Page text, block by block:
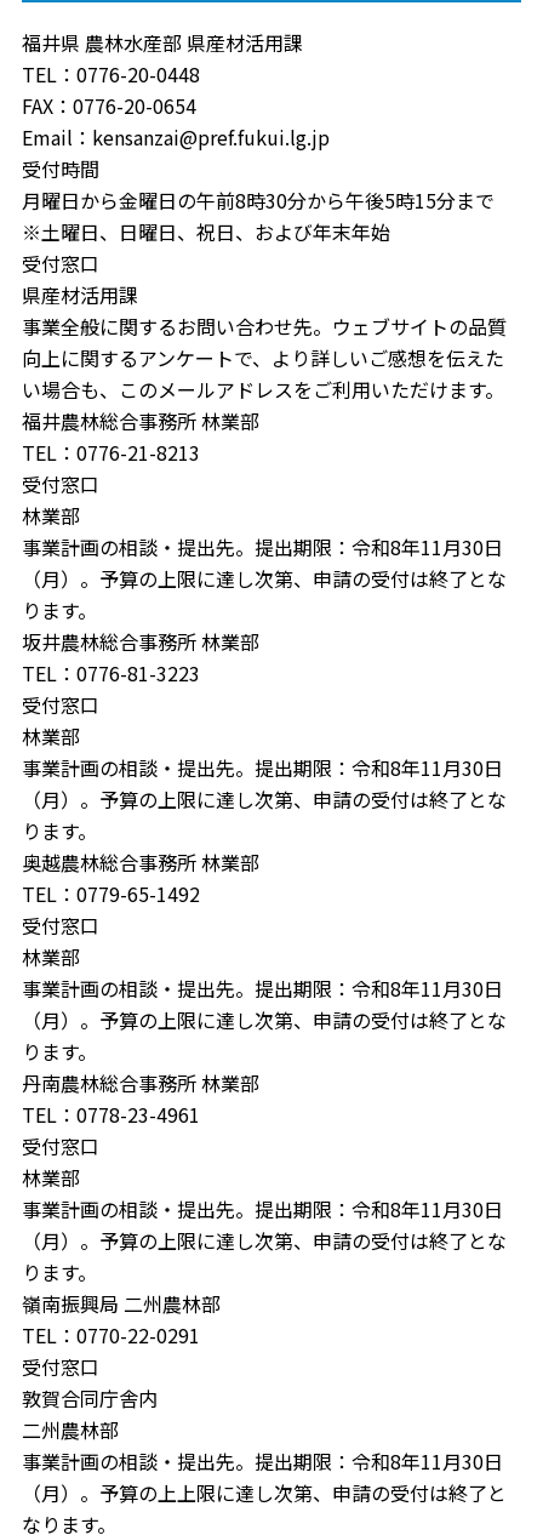
福井県 農林水産部 県産材活用課
TEL：0776-20-0448
FAX：0776-20-0654
Email：kensanzai@pref.fukui.lg.jp
受付時間
月曜日から金曜日の午前8時30分から午後5時15分まで
※土曜日、日曜日、祝日、および年末年始
受付窓口
県産材活用課
事業全般に関するお問い合わせ先。ウェブサイトの品質
向上に関するアンケートで、より詳しいご感想を伝えた
い場合も、このメールアドレスをご利用いただけます。
福井農林総合事務所 林業部
TEL：0776-21-8213
受付窓口
林業部
事業計画の相談・提出先。提出期限：令和8年11月30日
（月）。予算の上限に達し次第、申請の受付は終了とな
ります。
坂井農林総合事務所 林業部
TEL：0776-81-3223
受付窓口
林業部
事業計画の相談・提出先。提出期限：令和8年11月30日
（月）。予算の上限に達し次第、申請の受付は終了とな
ります。
奥越農林総合事務所 林業部
TEL：0779-65-1492
受付窓口
林業部
事業計画の相談・提出先。提出期限：令和8年11月30日
（月）。予算の上限に達し次第、申請の受付は終了とな
ります。
丹南農林総合事務所 林業部
TEL：0778-23-4961
受付窓口
林業部
事業計画の相談・提出先。提出期限：令和8年11月30日
（月）。予算の上限に達し次第、申請の受付は終了とな
ります。
嶺南振興局 二州農林部
TEL：0770-22-0291
受付窓口
敦賀合同庁舎内
二州農林部
事業計画の相談・提出先。提出期限：令和8年11月30日
（月）。予算の上上限に達し次第、申請の受付は終了と
なります。